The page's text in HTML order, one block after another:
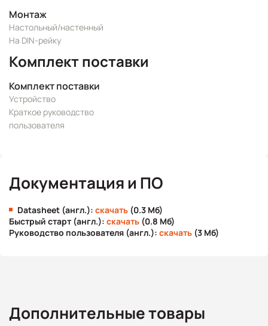
Монтаж
Настольный/настенный
На DIN-рейку
Комплект поставки
Комплект поставки
Устройство
Краткое руководство
пользователя
Документация и ПО
Datasheet (англ.): скачать (0.3 Мб)
Быстрый старт (англ.): скачать (0.8 Мб)
Руководство пользователя (англ.): скачать (3 Мб)
Дополнительные товары